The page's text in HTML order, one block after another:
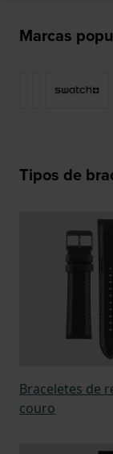
Marcas
Tipos de
Braceletes de
couro